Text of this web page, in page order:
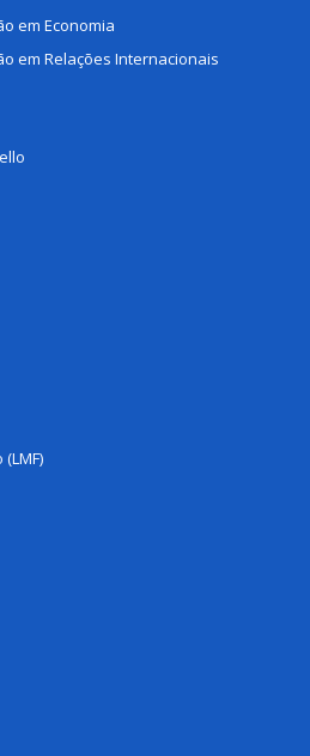
em Economia
em Relações Internacionais